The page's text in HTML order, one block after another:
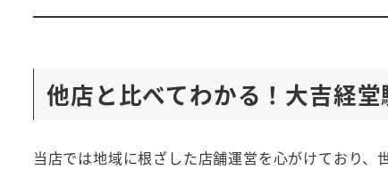
他店と比べてわかる！大吉経
当店では地域に根ざした店舗運営を心がけており、